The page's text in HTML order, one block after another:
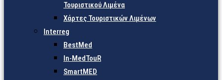
Τουριστικού Λιμένα
Χάρτες Τουριστικών Λιμένων
Interreg
BestMed
In-MedTouR
SmartMED